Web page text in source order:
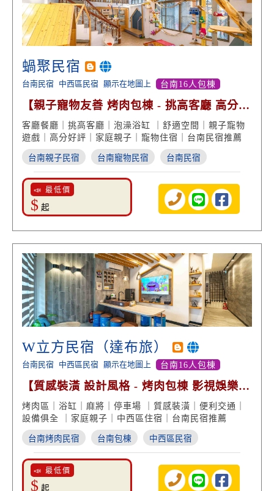
蝸聚民宿
台南民宿 中西區民宿 顯示在地圖上 台南16人包棟
【親子寵物友善 烤肉包棟 - 挑高客廳 高分好
評】
客廳餐廳｜挑高客廳｜泡澡浴缸 ｜舒適空間｜親子寵物
遊戲｜高分好評｜家庭親子｜寵物住宿｜台南民宿推薦
台南親子民宿 台南寵物民宿 台南民宿
📣 最低價
$ 起
W立方民宿（達布旅）
台南民宿 中西區民宿 顯示在地圖上 台南16人包棟
【質感裝潢 設計風格 - 烤肉包棟 影視娛樂
專屬停車位】
烤肉區｜浴缸｜麻將｜停車場 ｜質感裝潢｜便利交通｜
設備俱全 ｜家庭親子｜中西區住宿｜台南民宿推薦
台南烤肉民宿 台南包棟 中西區民宿
📣 最低價
$ 起